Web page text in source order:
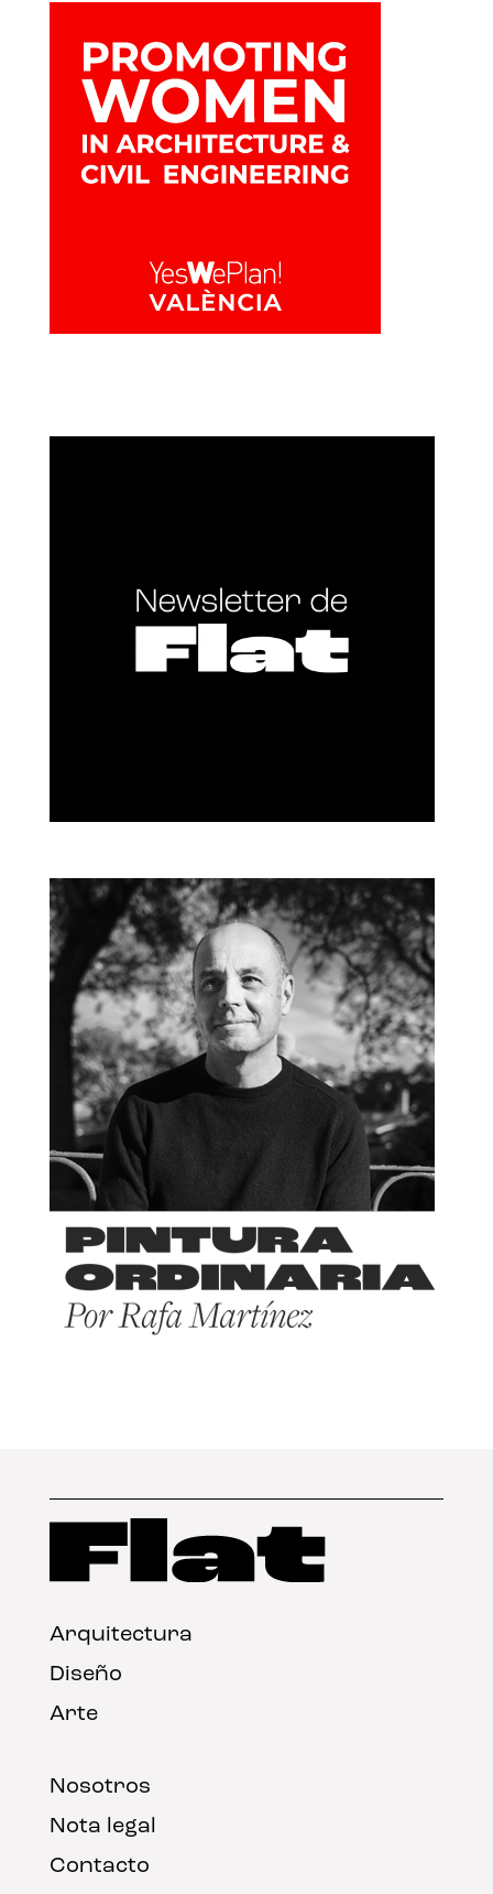
Arquitectura
Diseño
Arte
Nosotros
Nota legal
Contacto